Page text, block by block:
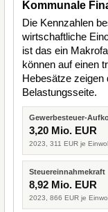
Kommunale
Die Kennzahlen
wirtschaftliche
ist das ein
können auf einen
Hebesätze zeigen
Belastungsseite.
Gewerbesteuer-
3,20 Mio. EUR
2023, 311 EUR je
Steuereinnahmekraft
8,92 Mio. EUR
2023, 866 EUR je